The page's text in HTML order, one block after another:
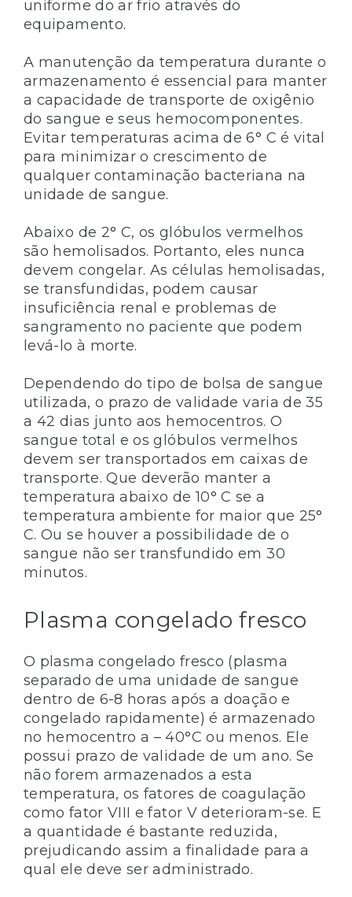
uniforme do ar frio através do
equipamento.
A manutenção da temperatura durante o
armazenamento é essencial para manter
a capacidade de transporte de oxigênio
do sangue e seus hemocomponentes.
Evitar temperaturas acima de 6° C é vital
para minimizar o crescimento de
qualquer contaminação bacteriana na
unidade de sangue.
Abaixo de 2° C, os glóbulos vermelhos
são hemolisados. Portanto, eles nunca
devem congelar. As células hemolisadas,
se transfundidas, podem causar
insuficiência renal e problemas de
sangramento no paciente que podem
levá-lo à morte.
Dependendo do tipo de bolsa de sangue
utilizada, o prazo de validade varia de 35
a 42 dias junto aos hemocentros. O
sangue total e os glóbulos vermelhos
devem ser transportados em caixas de
transporte. Que deverão manter a
temperatura abaixo de 10° C se a
temperatura ambiente for maior que 25°
C. Ou se houver a possibilidade de o
sangue não ser transfundido em 30
minutos.
Plasma congelado fresco
O plasma congelado fresco (plasma
separado de uma unidade de sangue
dentro de 6-8 horas após a doação e
congelado rapidamente) é armazenado
no hemocentro a – 40°C ou menos. Ele
possui prazo de validade de um ano. Se
não forem armazenados a esta
temperatura, os fatores de coagulação
como fator VIII e fator V deterioram-se. E
a quantidade é bastante reduzida,
prejudicando assim a finalidade para a
qual ele deve ser administrado.